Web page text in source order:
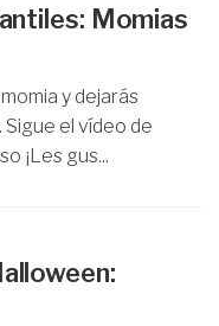
Momias
y dejarás
Sigue el vídeo de
¡Les gus...